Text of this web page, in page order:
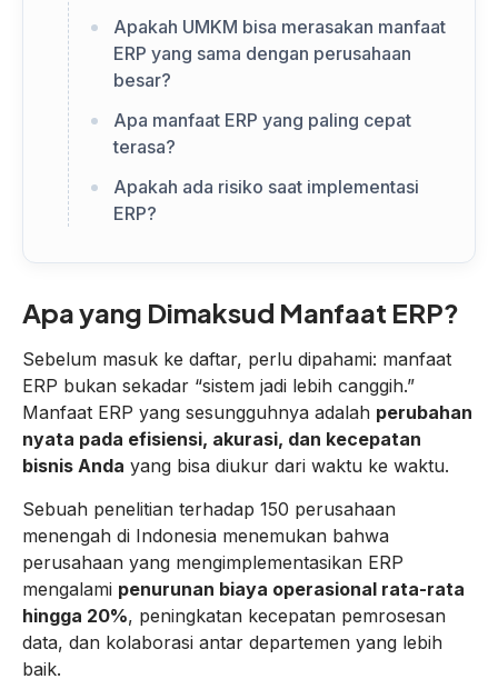
Apakah UMKM bisa merasakan manfaat
ERP yang sama dengan perusahaan
besar?
Apa manfaat ERP yang paling cepat
terasa?
Apakah ada risiko saat implementasi
ERP?
Apa yang Dimaksud Manfaat ERP?
Sebelum masuk ke daftar, perlu dipahami: manfaat
ERP bukan sekadar “sistem jadi lebih canggih.”
Manfaat ERP yang sesungguhnya adalah perubahan
nyata pada efisiensi, akurasi, dan kecepatan
bisnis Anda yang bisa diukur dari waktu ke waktu.
Sebuah penelitian terhadap 150 perusahaan
menengah di Indonesia menemukan bahwa
perusahaan yang mengimplementasikan ERP
mengalami penurunan biaya operasional rata-rata
hingga 20%, peningkatan kecepatan pemrosesan
data, dan kolaborasi antar departemen yang lebih
baik.